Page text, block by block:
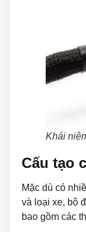
Khái
Cấu tạo
Mặc dù có
và loại xe, bộ
bao gồm các